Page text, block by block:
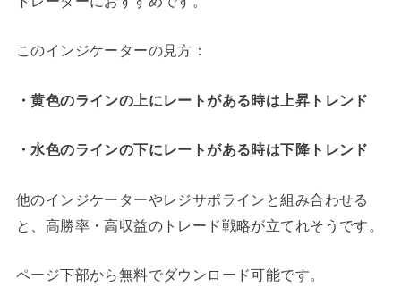
このインジケーターの見方：
・黄色のラインの上にレートがある時は上昇トレンド
・水色のラインの下にレートがある時は下降トレンド
他のインジケーターやレジサポラインと組み合わせる
と、高勝率・高収益のトレード戦略が立てれそうです。
ページ下部から無料でダウンロード可能です。